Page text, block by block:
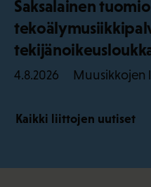
Saksalainen
4.8.2026 Muusikkojen
Kaikki liittojen uutiset